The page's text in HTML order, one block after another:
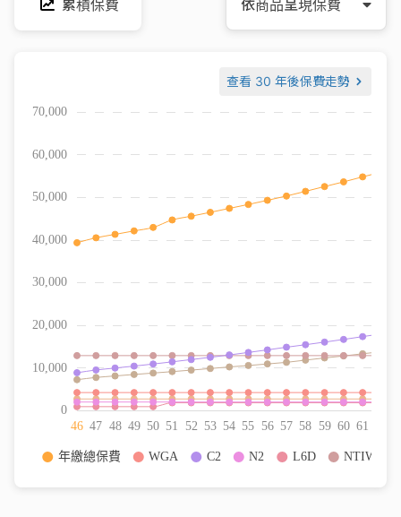
累積保費 依商品呈現保費
查看 30 年後保費走勢